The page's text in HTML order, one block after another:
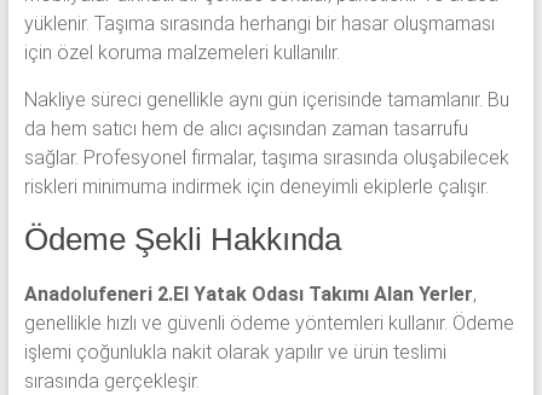
yüklenir. Taşıma sırasında herhangi bir hasar oluşmaması
için özel koruma malzemeleri kullanılır.
Nakliye süreci genellikle aynı gün içerisinde tamamlanır. Bu
da hem satıcı hem de alıcı açısından zaman tasarrufu
sağlar. Profesyonel firmalar, taşıma sırasında oluşabilecek
riskleri minimuma indirmek için deneyimli ekiplerle çalışır.
Ödeme Şekli Hakkında
Anadolufeneri 2.El Yatak Odası Takımı Alan Yerler,
genellikle hızlı ve güvenli ödeme yöntemleri kullanır. Ödeme
işlemi çoğunlukla nakit olarak yapılır ve ürün teslimi
sırasında gerçekleşir.